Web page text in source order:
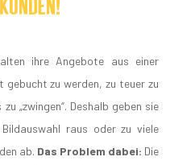
ihre Angebote aus einer
zu werden, zu teuer zu
„zwingen“. Deshalb geben sie
raus oder zu viele
ab. Das Problem dabei: Die